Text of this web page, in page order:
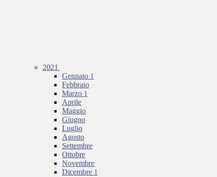
2021
Gennaio 1
Febbraio
Marzo 1
Aprile
Maggio
Giugno
Luglio
Agosto
Settembre
Ottobre
Novembre
Dicembre 1